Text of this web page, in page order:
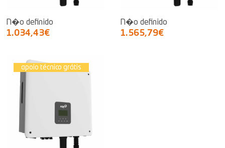
N�o definido
1.034,43€
N�o definido
1.565,79€
apoio técnico grátis